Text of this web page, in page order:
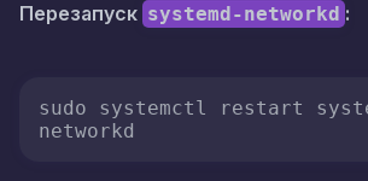
Перезапуск systemd-networkd :
sudo systemctl restart
networkd